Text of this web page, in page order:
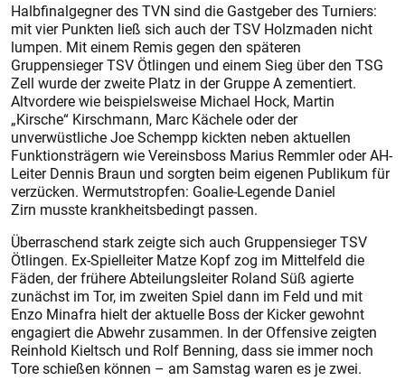
Halbfinalgegner des TVN sind die Gastgeber des Turniers:
mit vier Punkten ließ sich auch der TSV Holzmaden nicht
lumpen. Mit einem Remis gegen den späteren
Gruppensieger TSV Ötlingen und einem Sieg über den TSG
Zell wurde der zweite Platz in der Gruppe A zementiert.
Altvordere wie beispielsweise Michael Hock, Martin
„Kirsche“ Kirschmann, Marc Kächele oder der
unverwüstliche Joe Schempp kickten neben aktuellen
Funktionsträgern wie Vereinsboss Marius Remmler oder AH-
Leiter Dennis Braun und sorgten beim eigenen Publikum für
verzücken. Wermutstropfen: Goalie-Legende Daniel
Zirn musste krankheitsbedingt passen.
Überraschend stark zeigte sich auch Gruppensieger TSV
Ötlingen. Ex-Spielleiter Matze Kopf zog im Mittelfeld die
Fäden, der frühere Abteilungsleiter Roland Süß agierte
zunächst im Tor, im zweiten Spiel dann im Feld und mit
Enzo Minafra hielt der aktuelle Boss der Kicker gewohnt
engagiert die Abwehr zusammen. In der Offensive zeigten
Reinhold Kieltsch und Rolf Benning, dass sie immer noch
Tore schießen können – am Samstag waren es je zwei.